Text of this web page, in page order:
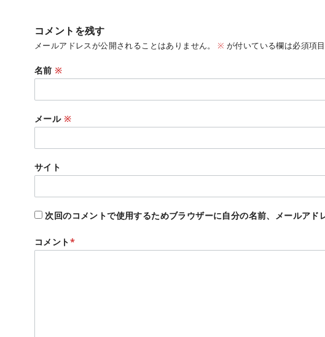
コメントを残す
メールアドレスが公開されることはありません。 ※ が付いている欄は必須項
名前※
メール ※
サイト
次回のコメントで使用するためブラウザーに自分の名前、メールアド
コメント*